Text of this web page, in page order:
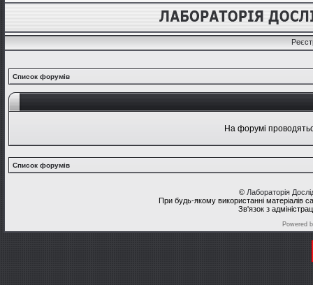
Список форумів
На форумі
Список форумів
© Лабораторія
При будь-якому використанні матеріалів
Зв'язок з
Powered